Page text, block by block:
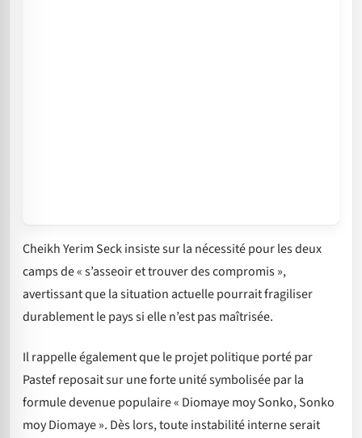
Cheikh Yerim Seck insiste sur la nécessité pour les deux
camps de « s’asseoir et trouver des compromis »,
avertissant que la situation actuelle pourrait fragiliser
durablement le pays si elle n’est pas maîtrisée.
Il rappelle également que le projet politique porté par
Pastef reposait sur une forte unité symbolisée par la
formule devenue populaire « Diomaye moy Sonko, Sonko
moy Diomaye ». Dès lors, toute instabilité interne serait